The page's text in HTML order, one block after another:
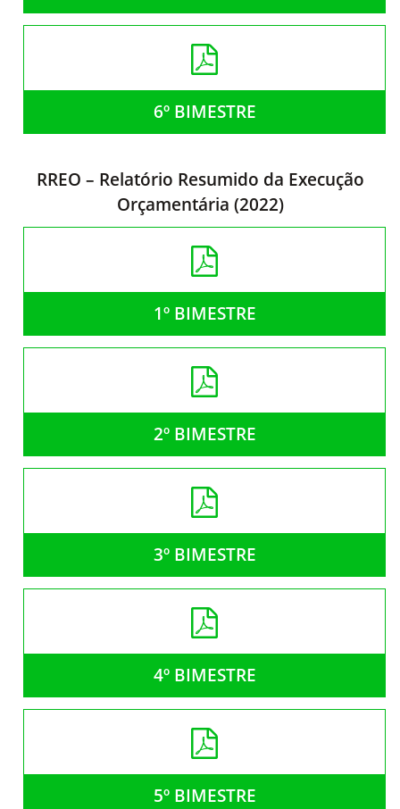
6º BIMESTRE
RREO – Relatório Resumido da Execução
Orçamentária (2022)
1º BIMESTRE
2º BIMESTRE
3º BIMESTRE
4º BIMESTRE
5º BIMESTRE